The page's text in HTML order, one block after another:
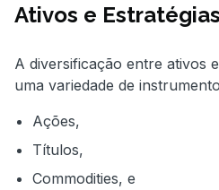
Ativos e
A diversificação entre ativos
uma variedade de
Ações,
Títulos,
Commodities, e